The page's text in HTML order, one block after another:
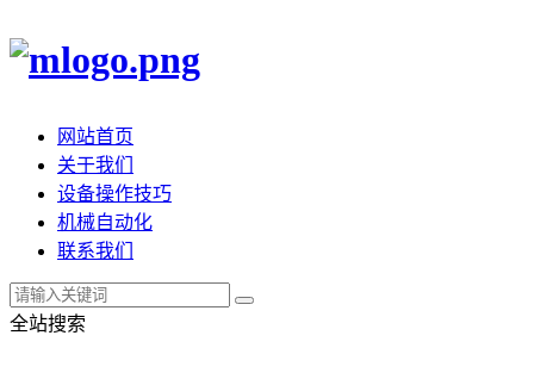
网站首页
关于我们
设备操作技巧
机械自动化
联系我们
全站搜索